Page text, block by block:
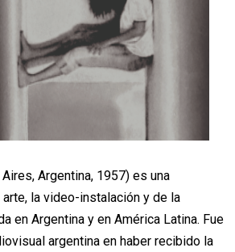
Argentina, 1957) es una
la video-instalación y de la
en Argentina y en América Latina. Fue
argentina en haber recibido la